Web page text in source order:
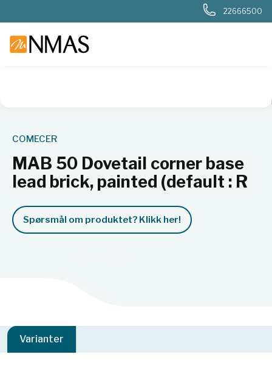
22666500
Radiologi og
COMECER
MAB 50 Dovetail corner base
lead brick, painted (default : R
Spørsmål om produktet? Klikk her!
Varianter